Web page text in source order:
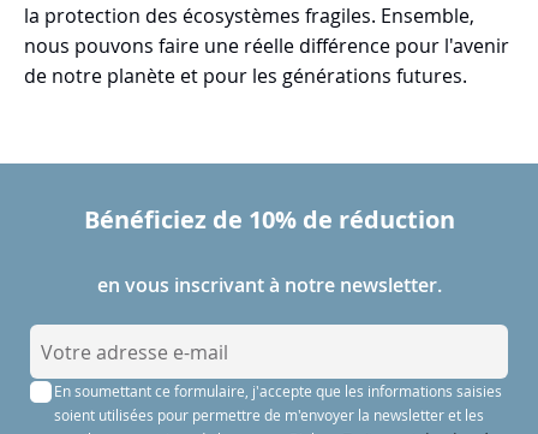
la protection des écosystèmes fragiles. Ensemble,
nous pouvons faire une réelle différence pour l'avenir
de notre planète et pour les générations futures.
Bénéficiez de 10% de réduction
en vous inscrivant à notre newsletter.
I
n
s
En soumettant ce formulaire, j'accepte que les informations saisies
soient utilisées pour permettre de m'envoyer la newsletter et les